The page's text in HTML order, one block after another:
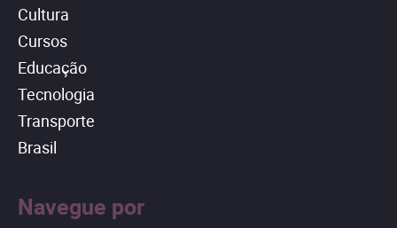
Cultura
Cursos
Educação
Tecnologia
Transporte
Brasil
Navegue por